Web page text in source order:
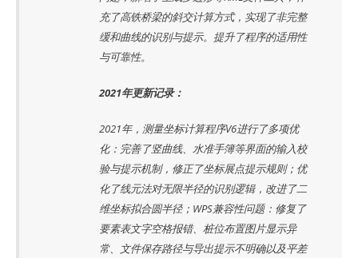
充了高铁桥梁的斜交计算方式，实现了非完整
缓和曲线的识别与提示。提升了程序的适用性
与可靠性。
2021年更新记录：
2021年，测量坐标计算程序V6进行了多项优
化：完善了竖曲线、水准手簿等界面的输入校
验与提示机制，修正了坐标展点提示规则；优
化了线元法对无限半径的识别逻辑，改进了二
维坐标拟合圆半径；WPS兼容性问题：修复了
要素表文字空格报错、桩位布置图片显示异
常、文件保存路径与导出提示不明确以及平差